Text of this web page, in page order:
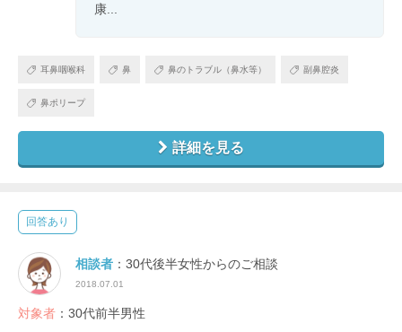
康...
耳鼻咽喉科 鼻 鼻のトラブル（鼻水等） 副鼻腔炎
鼻ポリープ
詳細を見る
回答あり
相談者 ：30代後半女性からのご相談
2018.07.01
対象者 ：30代前半男性